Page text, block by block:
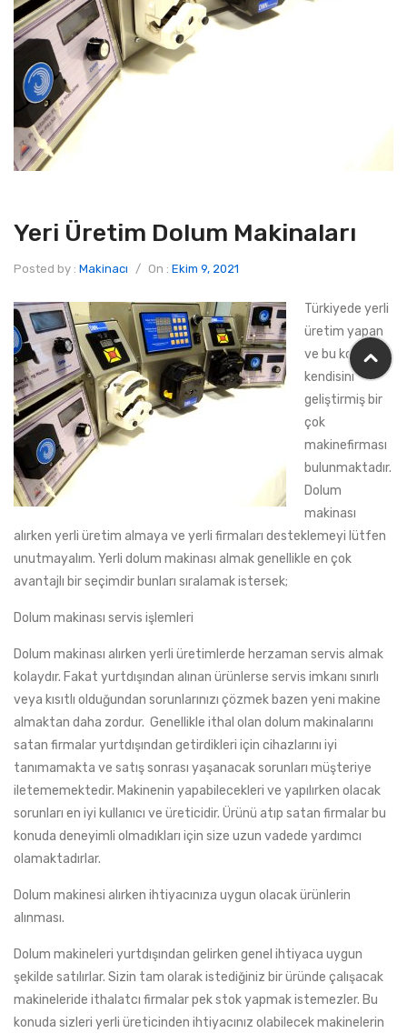
Yeri Üretim Dolum Makinaları
Posted by : Makinacı / On : Ekim 9, 2021
Türkiyede yerli
üretim yapan
ve bu konuda
kendisini
geliştirmiş bir
çok
makinefirması
bulunmaktadır.
Dolum
makinası
alırken yerli üretim almaya ve yerli firmaları desteklemeyi lütfen
unutmayalım. Yerli dolum makinası almak genellikle en çok
avantajlı bir seçimdir bunları sıralamak istersek;
Dolum makinası servis işlemleri
Dolum makinası alırken yerli üretimlerde herzaman servis almak
kolaydır. Fakat yurtdışından alınan ürünlerse servis imkanı sınırlı
veya kısıtlı olduğundan sorunlarınızı çözmek bazen yeni makine
almaktan daha zordur. Genellikle ithal olan dolum makinalarını
satan firmalar yurtdışından getirdikleri için cihazlarını iyi
tanımamakta ve satış sonrası yaşanacak sorunları müşteriye
iletememektedir. Makinenin yapabilecekleri ve yapılırken olacak
sorunları en iyi kullanıcı ve üreticidir. Ürünü atıp satan firmalar bu
konuda deneyimli olmadıkları için size uzun vadede yardımcı
olamaktadırlar.
Dolum makinesi alırken ihtiyacınıza uygun olacak ürünlerin
alınması.
Dolum makineleri yurtdışından gelirken genel ihtiyaca uygun
şekilde satılırlar. Sizin tam olarak istediğiniz bir üründe çalışacak
makineleride ithalatcı firmalar pek stok yapmak istemezler. Bu
konuda sizleri yerli üreticinden ihtiyacınız olabilecek makinelerin